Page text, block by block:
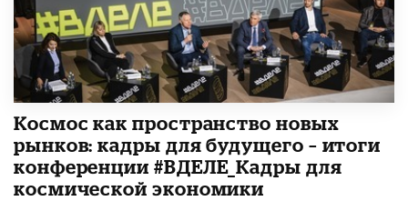
Космос как пространство новых
рынков: кадры для будущего – итоги
конференции #ВДЕЛЕ_Кадры для
космической экономики